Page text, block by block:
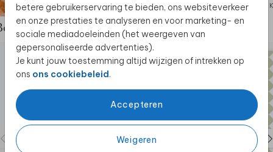
betere gebruikerservaring te bieden, ons websiteverkeer
en onze prestaties te analyseren en voor marketing- en
sociale mediadoeleinden (het weergeven van
gepersonaliseerde advertenties).
Je kunt jouw toestemming altijd wijzigen of intrekken op
ons ons cookiebeleid.
Accepteren
Weigeren
KERAMIEK
de complete set